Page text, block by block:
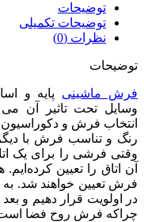
توضیحات
توضیحات تکمیلی
نظرات (0)
توضیحات
فرش ماشینی پایه و
وسایل تحت تاثیر آن می­
انتخاب فرش و دکوراسیون
رنگ و تناسب فرش با
وقتی فرشی را برای یک
آن اتاق را تعیین
فرش تعیین خواهند شد. به
در اولویت قرار دهیم و
چراکه فرش روح فضا است و